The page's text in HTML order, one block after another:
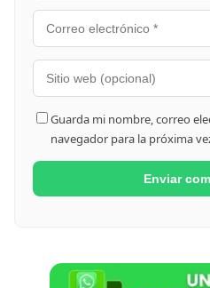
Guarda mi nombre, correo
navegador para la próxima